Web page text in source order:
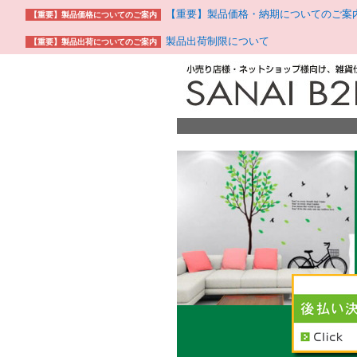
【重要】製品価格についてのご案内 【重要】製品価格・納期についてのご案
【重要】製品出荷についてのご案内 製品出荷制限について